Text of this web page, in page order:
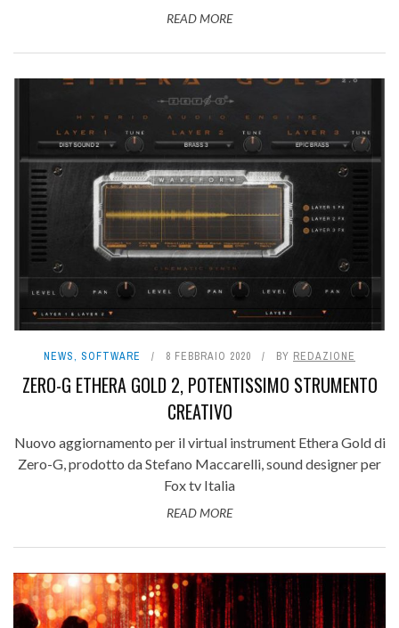
READ MORE
NEWS, SOFTWARE 8 FEBBRAIO 2020 BY REDAZIONE
ZERO-G ETHERA GOLD 2, POTENTISSIMO STRUMENTO
CREATIVO
Nuovo aggiornamento per il virtual instrument Ethera Gold di
Zero-G, prodotto da Stefano Maccarelli, sound designer per
Fox tv Italia
READ MORE